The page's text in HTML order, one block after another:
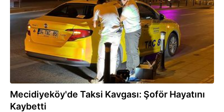
Mecidiyeköy'de Taksi Kavgası: Şoför Hayatını
Kaybetti